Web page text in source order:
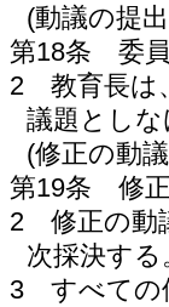
(動議の提
第18条
委
2
教育長は
議題とし
(修正の動
第19条
修
2
修正の動
次採決する
3
すべての